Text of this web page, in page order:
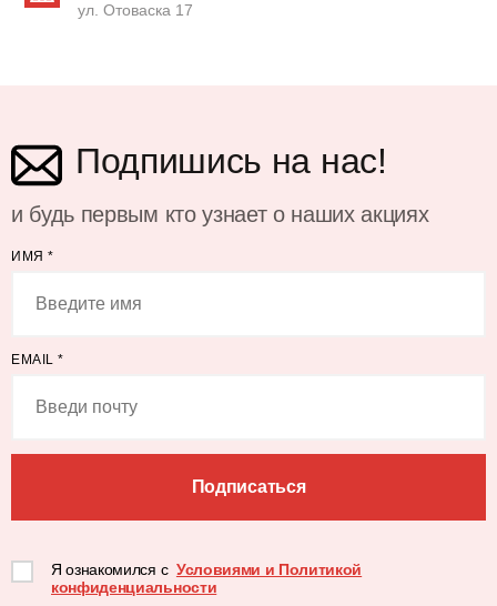
ул. Отоваска 17
Подпишись на нас!
и будь первым кто узнает о наших акциях
ИМЯ *
EMAIL *
Подписаться
Я ознакомился с Условиями и Политикой
конфиденциальности